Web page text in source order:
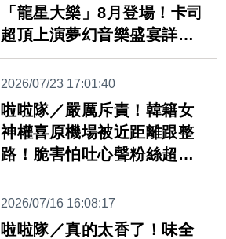
「龍星大樂」8月登場！卡司
超頂上演夢幻音樂盛宴詳情
點這裡
2026/07/23 17:01:40
啦啦隊／嚴厲斥責！韓籍女
神權喜原機場被近距離跟整
路！脆害怕吐心聲粉絲超心
疼
2026/07/16 16:08:17
啦啦隊／真的太香了！味全